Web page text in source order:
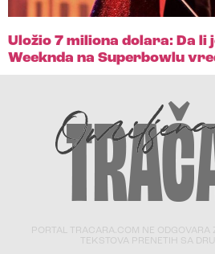
Uložio 7 miliona dolara: Da li
Weeknda na Superbowlu
PORTAL TRACARA.COM NE ODGOVARA
TEKSTOVA PRENETIH SA